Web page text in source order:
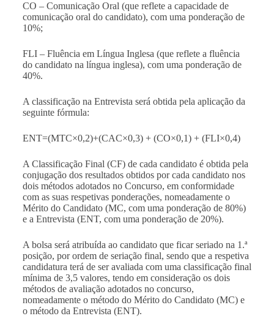
CO – Comunicação Oral (que reflete a capacidade de
comunicação oral do candidato), com uma ponderação de
10%;
FLI – Fluência em Língua Inglesa (que reflete a fluência
do candidato na língua inglesa), com uma ponderação de
40%.
A classificação na Entrevista será obtida pela aplicação da
seguinte fórmula:
ENT=(MTC×0,2)+(CAC×0,3) + (CO×0,1) + (FLI×0,4)
A Classificação Final (CF) de cada candidato é obtida pela
conjugação dos resultados obtidos por cada candidato nos
dois métodos adotados no Concurso, em conformidade
com as suas respetivas ponderações, nomeadamente o
Mérito do Candidato (MC, com uma ponderação de 80%)
e a Entrevista (ENT, com uma ponderação de 20%).
A bolsa será atribuída ao candidato que ficar seriado na 1.ª
posição, por ordem de seriação final, sendo que a respetiva
candidatura terá de ser avaliada com uma classificação final
mínima de 3,5 valores, tendo em consideração os dois
métodos de avaliação adotados no concurso,
nomeadamente o método do Mérito do Candidato (MC) e
o método da Entrevista (ENT).